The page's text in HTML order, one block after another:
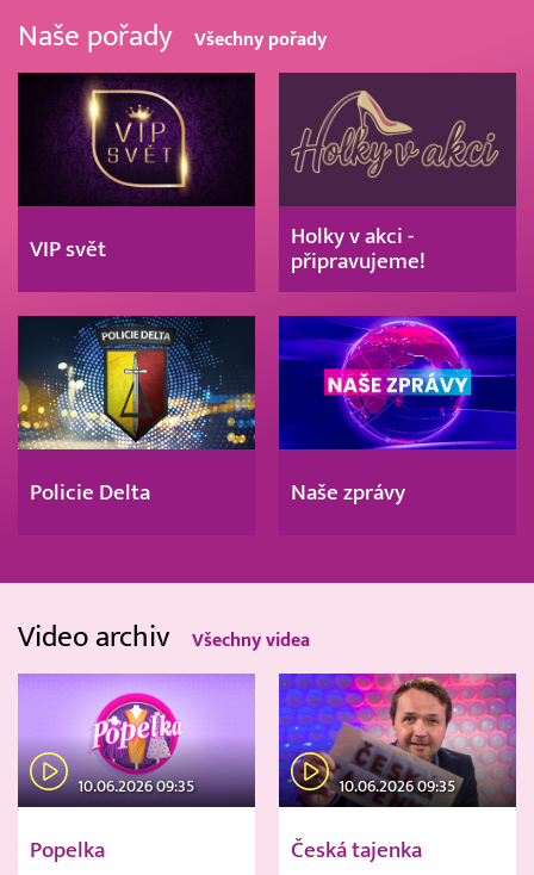
Naše pořady Všechny pořady
VIP svět
Holky v akci -
připravujeme!
Policie Delta Naše zprávy
Video archiv Všechny videa
10.06.2026 09:35
Popelka
10.06.2026 09:35
Česká tajenka